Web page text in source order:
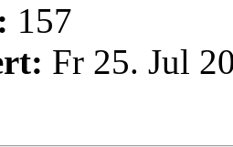
157
Fr 25. Jul